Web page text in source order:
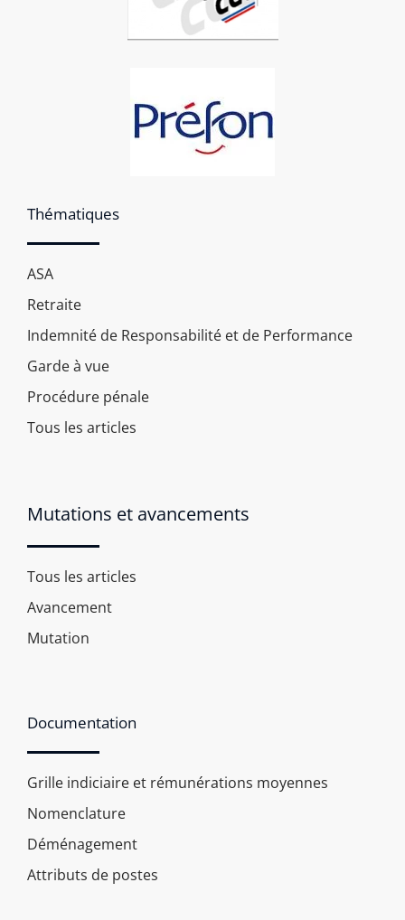
Thématiques
ASA
Retraite
Indemnité de Responsabilité et de Performance
Garde à vue
Procédure pénale
Tous les articles
Mutations et avancements
Tous les articles
Avancement
Mutation
Documentation
Grille indiciaire et rémunérations moyennes
Nomenclature
Déménagement
Attributs de postes